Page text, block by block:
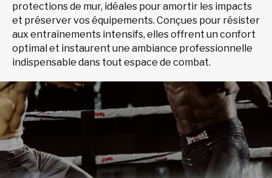
protections de mur, idéales pour amortir les impacts
et préserver vos équipements. Conçues pour résister
aux entraînements intensifs, elles offrent un confort
optimal et instaurent une ambiance professionnelle
indispensable dans tout espace de combat.